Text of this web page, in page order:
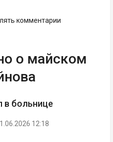
комментарии
о майском
в больнице
12:18